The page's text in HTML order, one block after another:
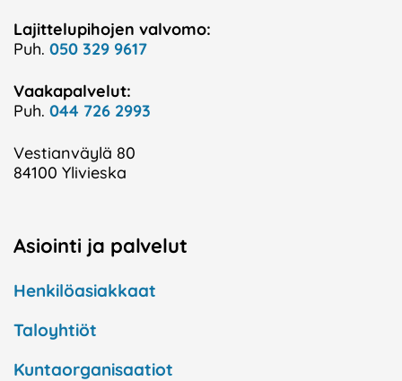
Lajittelupihojen valvomo:
Puh. 050 329 9617
Vaakapalvelut:
Puh. 044 726 2993
Vestianväylä 80
84100 Ylivieska
Asiointi ja palvelut
Henkilöasiakkaat
Taloyhtiöt
Kuntaorganisaatiot